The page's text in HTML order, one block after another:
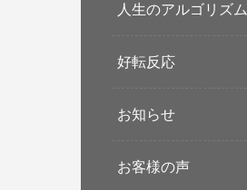
人生のアルゴリズム
好転反応
お知らせ
お客様の声